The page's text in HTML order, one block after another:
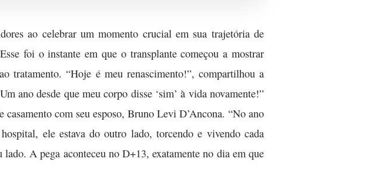
ao celebrar um momento crucial em sua trajetória de
foi o instante em que o transplante começou a mostrar
tratamento. “Hoje é meu renascimento!”, compartilhou a
ano desde que meu corpo disse ‘sim’ à vida novamente!”
com seu esposo, Bruno Levi D’Ancona. “No ano
ele estava do outro lado, torcendo e vivendo cada
A pega aconteceu no D+13, exatamente no dia em que